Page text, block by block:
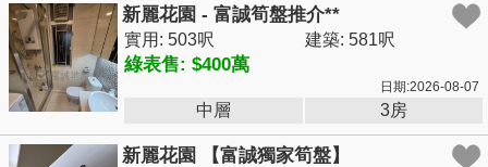
新麗花園 - 富誠筍盤推介**
實用: 503呎 建築: 581呎
綠表售: $400萬
日期:2026-08-07
中層 3房
新麗花園 【富誠獨家筍盤】